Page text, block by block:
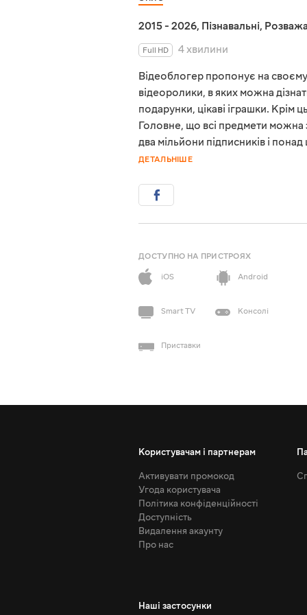
2015 - 2026, Пізнавальні,
Full HD
4 хвилини
Відеоблогер пропонує на
відеоролики, в яких можна
подарунки, цікаві іграшки.
Головне, що всі предмети можна
два мільйони підписників і
ДЕТАЛЬНІШЕ
ДОСТУПНО НА ПРИСТРОЯХ
iOS
Android
Smart TV Консолі
Приставки
Користувачам і партнерам
Активувати промокод
Угода користувача
Політика конфіденційності
Доступність
Видалення акаунту
Про нас
Наші застосунки